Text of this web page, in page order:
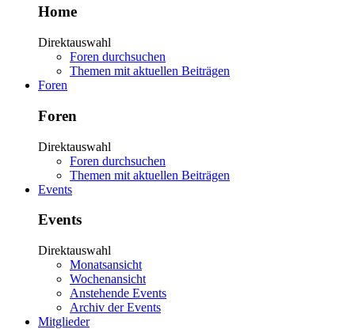
Home
Direktauswahl
Foren durchsuchen
Themen mit aktuellen Beiträgen
Foren
Foren
Direktauswahl
Foren durchsuchen
Themen mit aktuellen Beiträgen
Events
Events
Direktauswahl
Monatsansicht
Wochenansicht
Anstehende Events
Archiv der Events
Mitglieder